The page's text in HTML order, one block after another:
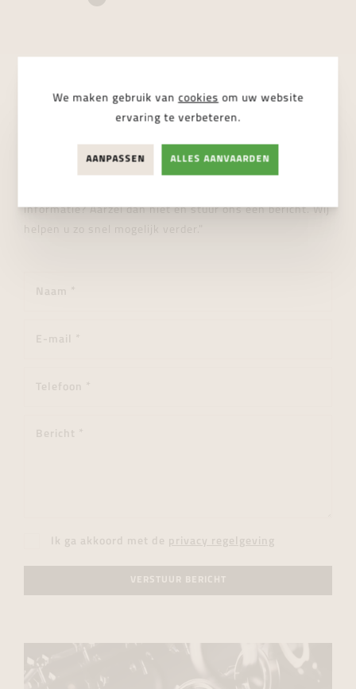
STUUR ONS EEN BERICHT
Wij helpen je graag verder!
informatie? Aarzel dan niet en stuur ons een bericht. Wij
helpen u zo snel mogelijk verder."
Ik ga akkoord met de privacy regelgeving
VERSTUUR BERICHT
We maken gebruik van cookies om uw website
ervaring te verbeteren.
AANPASSEN ALLES AANVAARDEN